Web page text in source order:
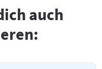
auch